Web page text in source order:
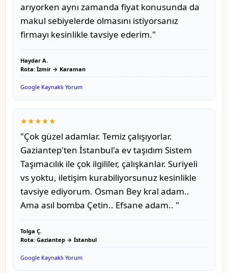
arıyorken aynı zamanda fiyat konusunda da
makul sebiyelerde olmasını istiyorsanız
firmayı kesinlikle tavsiye ederim."
Haydar A.
Rota: İzmir → Karaman
Google Kaynaklı Yorum
★★★★★
"Çok güzel adamlar. Temiz çalışıyorlar.
Gaziantep'ten İstanbul'a ev taşıdım Sistem
Taşımacılık ile çok ilgililer, çalışkanlar. Suriyeli
vs yoktu, iletişim kurabiliyorsunuz kesinlikle
tavsiye ediyorum. Osman Bey kral adam..
Ama asıl bomba Çetin.. Efsane adam.. "
Tolga Ç.
Rota: Gaziantep → İstanbul
Google Kaynaklı Yorum